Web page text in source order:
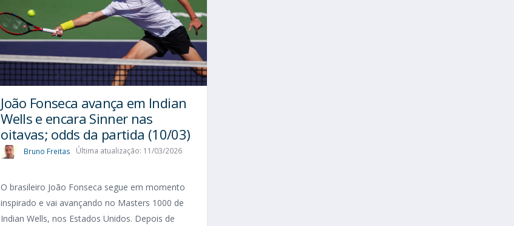
João Fonseca avança em Indian
Wells e encara Sinner nas
oitavas; odds da partida (10/03)
Bruno Freitas Última atualização: 11/03/2026
O brasileiro João Fonseca segue em momento
inspirado e vai avançando no Masters 1000 de
Indian Wells, nos Estados Unidos. Depois de